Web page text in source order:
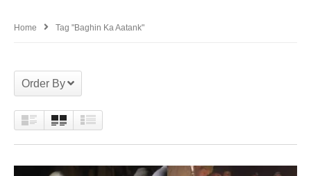
Home Tag "Baghin Ka Aatank"
Order By